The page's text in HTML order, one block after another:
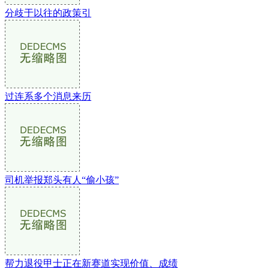
分歧于以往的政策引
过连系多个消息来历
司机举报郑头有人“偷小孩”
帮力退役甲士正在新赛道实现价值、成绩